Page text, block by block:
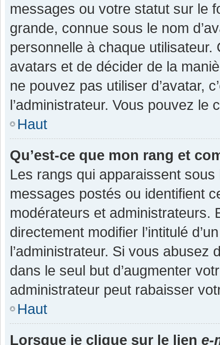
messages ou votre statut sur le
grande, connue sous le nom
personnelle à chaque utilisateur.
avatars et de décider de la
ne pouvez pas utiliser d’avatar,
l’administrateur. Vous pouvez
Haut
Qu’est-ce que mon rang et
Les rangs qui apparaissent
messages postés ou identifient
modérateurs et administrateurs.
directement modifier l’intitulé
l’administrateur. Si vous
dans le seul but d’augmenter
administrateur peut rabaisser
Haut
Lorsque je clique sur le lien e-